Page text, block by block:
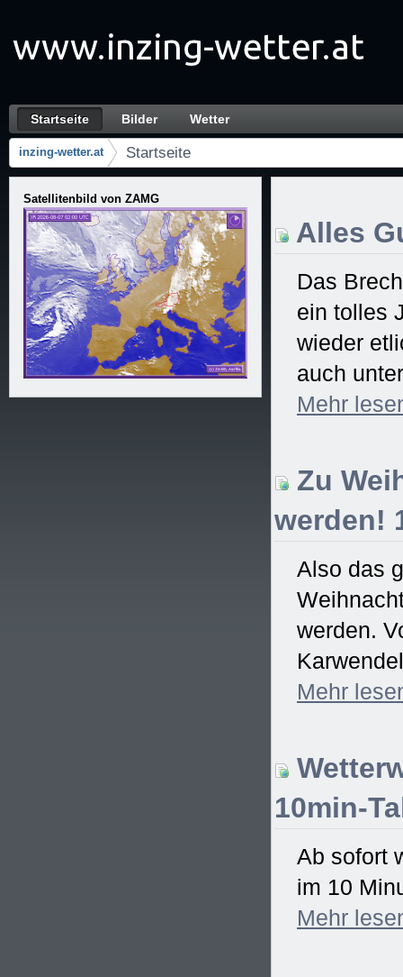
Startseite
Navigation
Startseite Bilder Wetter
Brotkrumen (Wo bin ich?)
inzing-wetter.at Startseite
Satellitenbild von ZAMG
Alles
Das
ein tolles
wieder
auch
Mehr
Zu
werden!
Also das
werden.
Mehr
10min-
Ab sofort
im 10
Mehr